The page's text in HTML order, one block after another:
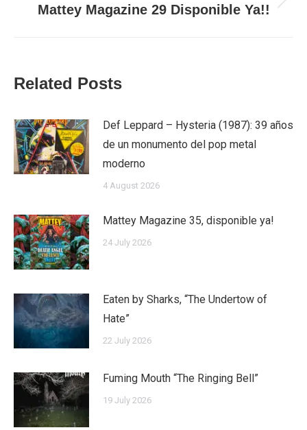
Next
Mattey Magazine 29 Disponible Ya!!
Related Posts
Def Leppard – Hysteria (1987): 39 años
de un monumento del pop metal
moderno
4 August 2026
Mattey Magazine 35, disponible ya!
24 July 2026
Eaten by Sharks, “The Undertow of
Hate”
22 July 2026
Fuming Mouth “The Ringing Bell”
19 July 2026